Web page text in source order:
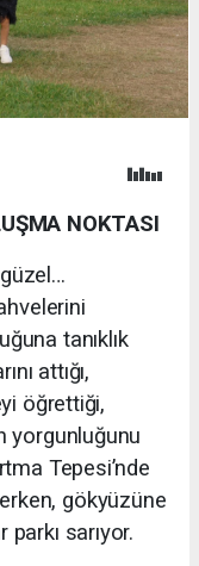
NOKTASI
tanıklık
attığı,
öğrettiği,
yorgunluğunu
Tepesi’nde
gökyüzüne
sarıyor.